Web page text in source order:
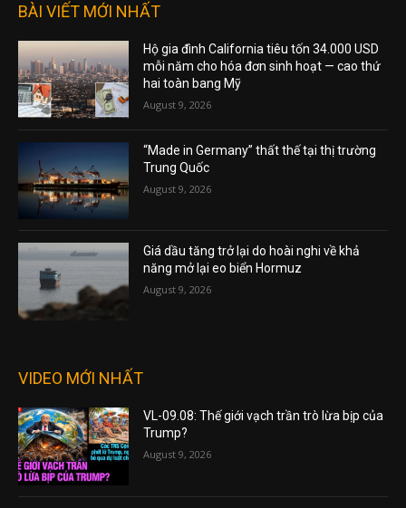
BÀI VIẾT MỚI NHẤT
Hộ gia đình California tiêu tốn 34.000 USD
mỗi năm cho hóa đơn sinh hoạt — cao thứ
hai toàn bang Mỹ
August 9, 2026
“Made in Germany” thất thế tại thị trường
Trung Quốc
August 9, 2026
Giá dầu tăng trở lại do hoài nghi về khả
năng mở lại eo biển Hormuz
August 9, 2026
VIDEO MỚI NHẤT
VL-09.08: Thế giới vạch trần trò lừa bịp của
Trump?
August 9, 2026